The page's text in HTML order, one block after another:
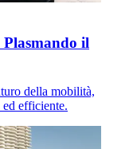
il
della mobilità,
efficiente.